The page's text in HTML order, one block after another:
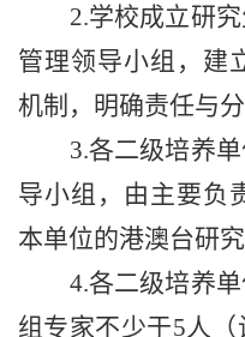
2.学校成立研
管理领导小组，建
机制，明确责任与分
3.各二级培养
导小组，由主要负
本单位的港澳台研
4.各二级培养
组专家不少于5 人